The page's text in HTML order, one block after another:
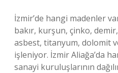
İzmir’de hangi madenler
bakır, kurşun, çinko,
asbest, titanyum, dolomit
işleniyor. İzmir Aliağa’da
sanayi kuruluşlarının